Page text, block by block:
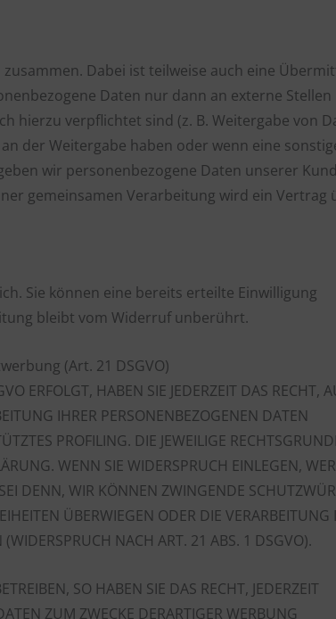
Dabei ist teilweise auch eine
Daten nur dann an externe Stellen
hierzu verpflichtet sind (z. B. Weitergabe von
der Weitergabe haben oder wenn eine
wir personenbezogene Daten unserer
gemeinsamen Verarbeitung wird ein Vertrag
Sie können eine bereits erteilte Einwilligung
bleibt vom Widerruf unberührt.
(Art. 21 DSGVO)
ERFOLGT, HABEN SIE JEDERZEIT DAS RECHT,
IHRER PERSONENBEZOGENEN DATEN
PROFILING. DIE JEWEILIGE
WENN SIE WIDERSPRUCH EINLEGEN,
DENN, WIR KÖNNEN ZWINGENDE
ÜBERWIEGEN ODER DIE VERARBEITUNG
NACH ART. 21 ABS. 1 DSGVO).
SO HABEN SIE DAS RECHT, JEDERZEIT
ZUM ZWECKE DERARTIGER WERBUNG